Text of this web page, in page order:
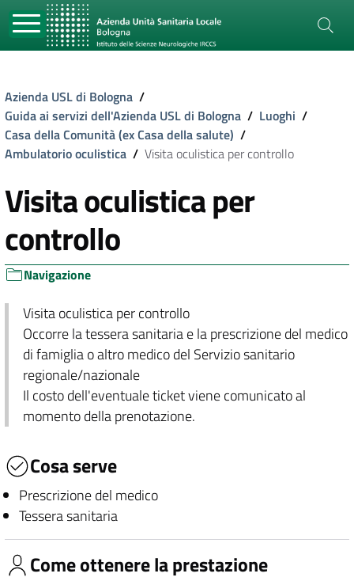
Azienda USL di Bologna /
Guida ai servizi dell'Azienda USL di Bologna / Luoghi /
Casa della Comunità (ex Casa della salute) /
Ambulatorio oculistica / Visita oculistica per controllo
Visita oculistica per
controllo
Navigazione
Visita oculistica per controllo
Occorre la tessera sanitaria e la prescrizione del medico
di famiglia o altro medico del Servizio sanitario
regionale/nazionale
Il costo dell'eventuale ticket viene comunicato al
momento della prenotazione.
Cosa serve
Prescrizione del medico
Tessera sanitaria
Come ottenere la prestazione